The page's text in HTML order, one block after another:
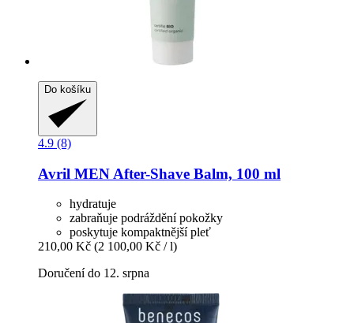
Do košíku
4.9 (8)
Avril MEN After-​Shave Balm, 100 ml
hydratuje
zabraňuje podráždění pokožky
poskytuje kompaktnější pleť
210,00 Kč (2 100,00 Kč / l)
Doručení do 12. srpna